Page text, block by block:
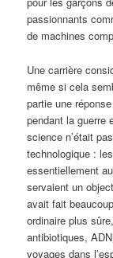
passionnants
de machines
Une carrière
même si cela
partie une
pendant la guerre
science n’était
technologique :
essentiellement
servaient un
avait fait
ordinaire plus
antibiotiques,
voyages dans